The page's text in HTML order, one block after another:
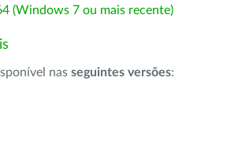
(Windows 7 ou mais recente)
nas seguintes versões: